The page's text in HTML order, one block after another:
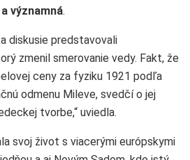
významná.
diskusie predstavovali
zmenil smerovanie vedy. Fakt, že
ceny za fyziku 1921 podľa
odmenu Mileve, svedčí o jej
tvorbe,“ uviedla.
svoj život s viacerými európskymi